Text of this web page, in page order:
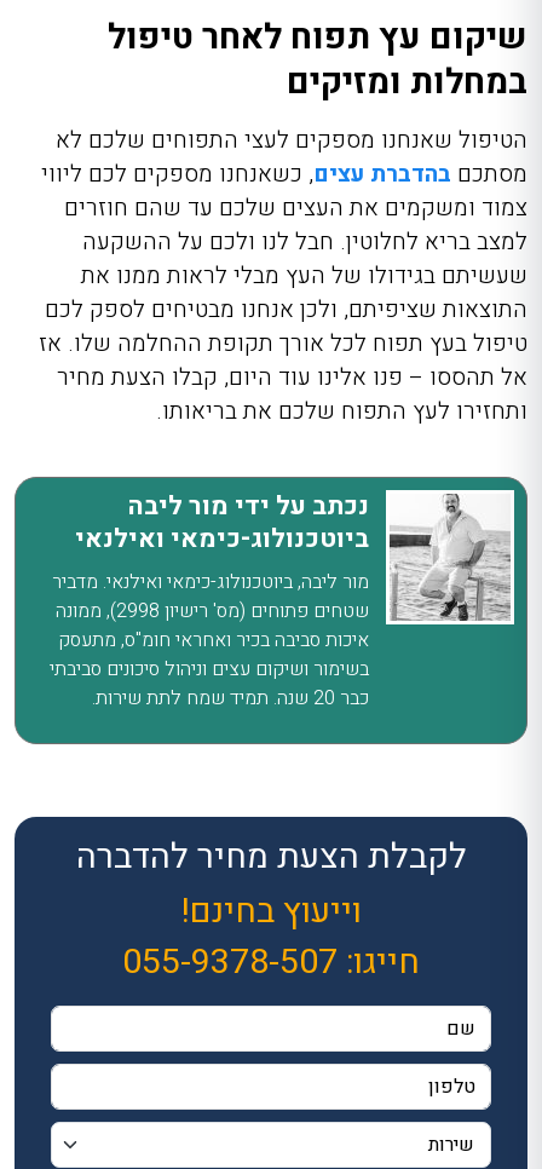
לקבלת הצעת מחיר להדברה
וייעוץ בחינם!
חייגו: 055-9378-507
שיקום עץ תפוח לאחר טיפול
במחלות ומזיקים
הטיפול שאנחנו מספקים לעצי התפוחים שלכם לא
מסתכם בהדברת עצים, כשאנחנו מספקים לכם ליווי
צמוד ומשקמים את העצים שלכם עד שהם חוזרים
למצב בריא לחלוטין. חבל לנו ולכם על ההשקעה
שעשיתם בגידולו של העץ מבלי לראות ממנו את
התוצאות שציפיתם, ולכן אנחנו מבטיחים לספק לכם
טיפול בעץ תפוח לכל אורך תקופת ההחלמה שלו. אז
אל תהססו – פנו אלינו עוד היום, קבלו הצעת מחיר
ותחזירו לעץ התפוח שלכם את בריאותו.
נכתב על ידי מור ליבה
ביוטכנולוג-כימאי ואילנאי
מור ליבה, ביוטכנולוג-כימאי ואילנאי. מדביר
שטחים פתוחים (מס' רישיון 2998), ממונה
איכות סביבה בכיר ואחראי חומ"ס, מתעסק
בשימור ושיקום עצים וניהול סיכונים סביבתי
כבר 20 שנה. תמיד שמח לתת שירות.